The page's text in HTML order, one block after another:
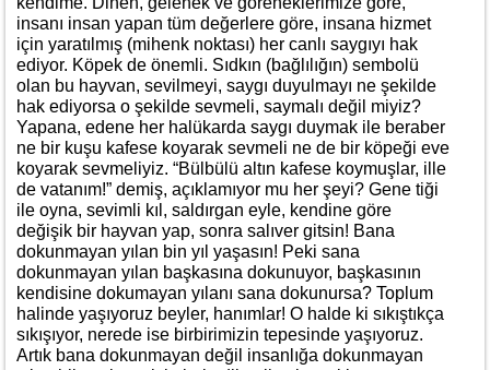
insanı insan yapan tüm değerlere göre, insana hizmet
için yaratılmış (mihenk noktası) her canlı saygıyı hak
ediyor. Köpek de önemli. Sıdkın (bağlılığın) sembolü
olan bu hayvan, sevilmeyi, saygı duyulmayı ne şekilde
hak ediyorsa o şekilde sevmeli, saymalı değil miyiz?
Yapana, edene her halükarda saygı duymak ile beraber
ne bir kuşu kafese koyarak sevmeli ne de bir köpeği eve
koyarak sevmeliyiz. “Bülbülü altın kafese koymuşlar, ille
de vatanım!” demiş, açıklamıyor mu her şeyi? Gene tiği
ile oyna, sevimli kıl, saldırgan eyle, kendine göre
değişik bir hayvan yap, sonra salıver gitsin! Bana
dokunmayan yılan bin yıl yaşasın! Peki sana
dokunmayan yılan başkasına dokunuyor, başkasının
kendisine dokumayan yılanı sana dokunursa? Toplum
halinde yaşıyoruz beyler, hanımlar! O halde ki sıkıştıkça
sıkışıyor, nerede ise birbirimizin tepesinde yaşıyoruz.
Artık bana dokunmayan değil insanlığa dokunmayan